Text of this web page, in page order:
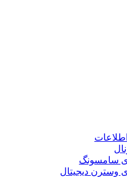
سامسونگ
دیجیتال